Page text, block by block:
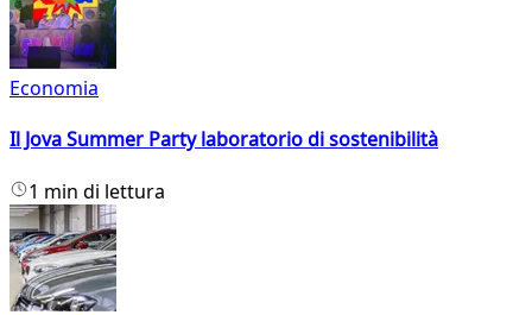
Economia
Il Jova Summer Party laboratorio di sostenibilità
1 min di lettura